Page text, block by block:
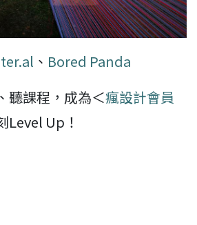
、 Bored Panda
聽課程，成為＜瘋設計會員
Level Up！